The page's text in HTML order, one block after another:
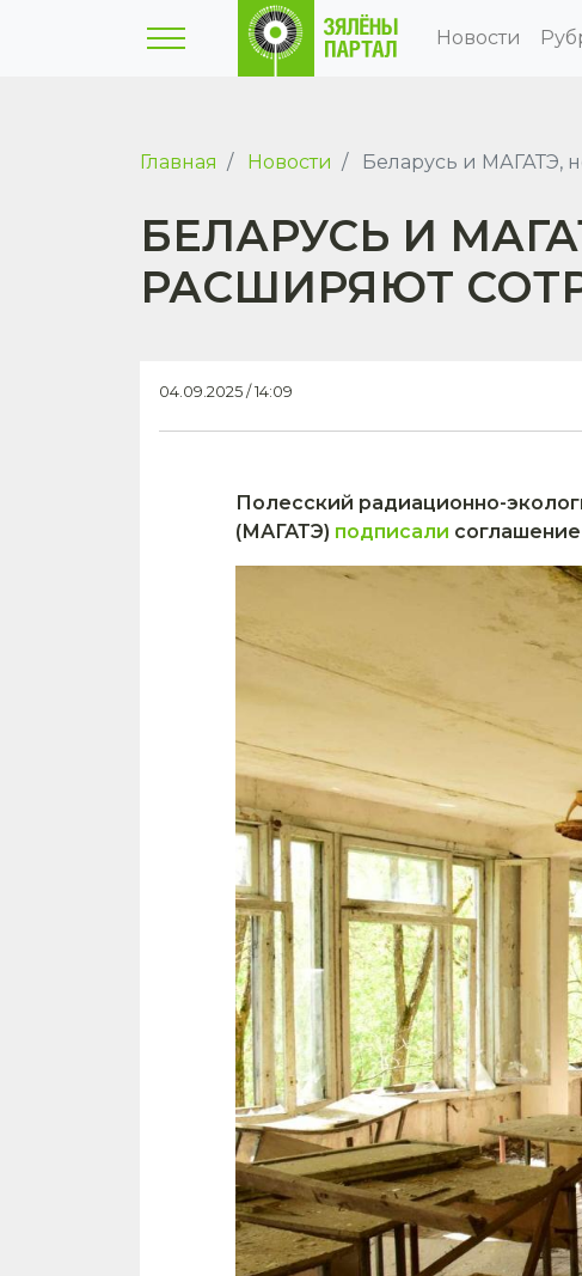
Новости
Главная Новости Беларусь и МАГАТЭ,
БЕЛАРУСЬ И
РАСШИРЯЮТ
04.09.2025 / 14:09
Полесский радиационно-
(МАГАТЭ) подписали